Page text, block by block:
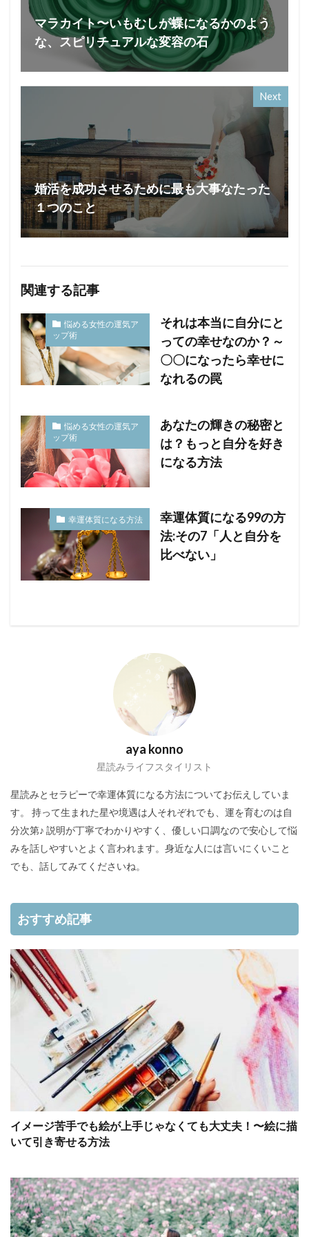
マラカイト〜いもむしが蝶になるかのよう
な、スピリチュアルな変容の石
Next
婚活を成功させるために最も大事なたった
１つのこと
関連する記事
悩める女性の運気ア
ップ術
それは本当に自分にと
っての幸せなのか？～
〇〇になったら幸せに
なれるの罠
悩める女性の運気ア
ップ術
あなたの輝きの秘密と
は？もっと自分を好き
になる方法
幸運体質になる方法
幸運体質になる99の方
法:その7「人と自分を
比べない」
aya konno
星読みライフスタイリスト
星読みとセラピーで幸運体質になる方法についてお伝えしていま
す。 持って生まれた星や境遇は人それぞれでも、運を育むのは自
分次第♪ 説明が丁寧でわかりやすく、優しい口調なので安心して悩
みを話しやすいとよく言われます。身近な人には言いにくいこと
でも、話してみてくださいね。
おすすめ記事
イメージ苦手でも絵が上手じゃなくても大丈夫！〜絵に描
いて引き寄せる方法